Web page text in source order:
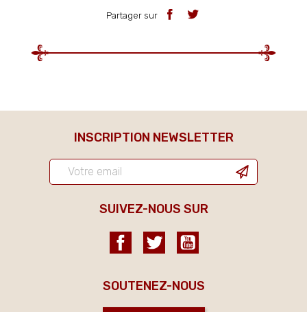
Partager sur
INSCRIPTION NEWSLETTER
SUIVEZ-NOUS SUR
FacebookTwitter
SOUTENEZ-NOUS